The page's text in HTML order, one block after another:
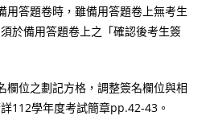
用答題卷時，雖備用答題卷上無考生
於備用答題卷上之「確認後考生簽
欄位之劃記方格，調整簽名欄位與相
112學年度考試簡章pp.42-43。